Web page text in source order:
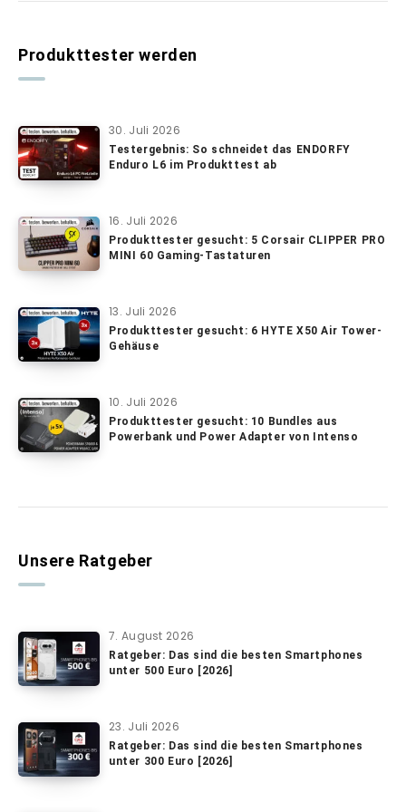
Produkttester werden
30. Juli 2026
Testergebnis: So schneidet das ENDORFY
Enduro L6 im Produkttest ab
16. Juli 2026
Produkttester gesucht: 5 Corsair CLIPPER PRO
MINI 60 Gaming-Tastaturen
13. Juli 2026
Produkttester gesucht: 6 HYTE X50 Air Tower-
Gehäuse
10. Juli 2026
Produkttester gesucht: 10 Bundles aus
Powerbank und Power Adapter von Intenso
Unsere Ratgeber
7. August 2026
Ratgeber: Das sind die besten Smartphones
unter 500 Euro [2026]
23. Juli 2026
Ratgeber: Das sind die besten Smartphones
unter 300 Euro [2026]